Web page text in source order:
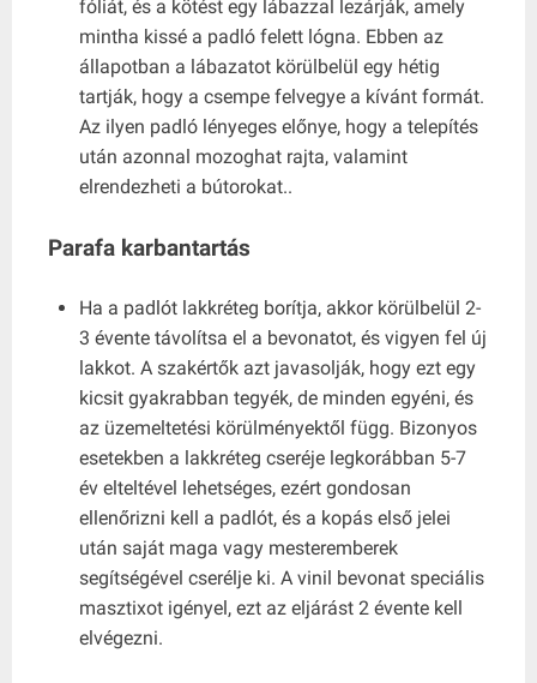
fóliát, és a kötést egy lábazzal lezárják, amely
mintha kissé a padló felett lógna. Ebben az
állapotban a lábazatot körülbelül egy hétig
tartják, hogy a csempe felvegye a kívánt formát.
Az ilyen padló lényeges előnye, hogy a telepítés
után azonnal mozoghat rajta, valamint
elrendezheti a bútorokat..
Parafa karbantartás
Ha a padlót lakkréteg borítja, akkor körülbelül 2-
3 évente távolítsa el a bevonatot, és vigyen fel új
lakkot. A szakértők azt javasolják, hogy ezt egy
kicsit gyakrabban tegyék, de minden egyéni, és
az üzemeltetési körülményektől függ. Bizonyos
esetekben a lakkréteg cseréje legkorábban 5-7
év elteltével lehetséges, ezért gondosan
ellenőrizni kell a padlót, és a kopás első jelei
után saját maga vagy mesteremberek
segítségével cserélje ki. A vinil bevonat speciális
masztixot igényel, ezt az eljárást 2 évente kell
elvégezni.